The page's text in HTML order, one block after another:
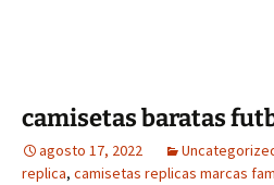
camisetas baratas
agosto 17, 2022
replica, camisetas replicas marcas